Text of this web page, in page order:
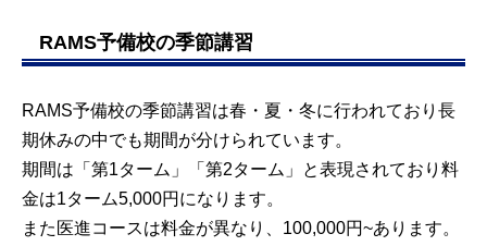
RAMS予備校の季節講習
RAMS予備校の季節講習は春・夏・冬に行われており長
期休みの中でも期間が分けられています。
期間は「第1ターム」「第2ターム」と表現されており料
金は1ターム5,000円になります。
また医進コースは料金が異なり、100,000円~あります。